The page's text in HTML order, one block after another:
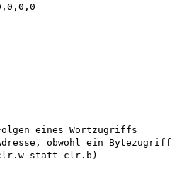
eines Wortzugriffs
obwohl ein Bytezugriff
statt clr.b)